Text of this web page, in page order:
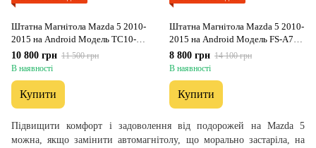
Штатна Магнітола Mazda 5 2010-
2015 на Android Модель ТС10-
8octaTop-4G-DSP-CarPlay
10 800 грн 11 500 грн
В наявності
Купити
Штатна Магнітола Mazda 5 2010-
2015 на Android Модель FS-A7-
8octa-CarPlay
8 800 грн 14 100 грн
В наявності
Купити
Підвищити комфорт і задоволення від подорожей на Mazda 5
можна, якщо замінити автомагнітолу, що морально застаріла, на